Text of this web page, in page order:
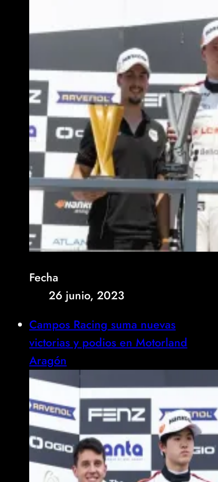
Fecha
26 junio, 2023
Campos Racing suma nuevas
victorias y podios en Motorland
Aragón